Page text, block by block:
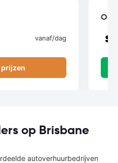
vanaf/dag
prijzen
op Brisbane
autoverhuurbedrijven